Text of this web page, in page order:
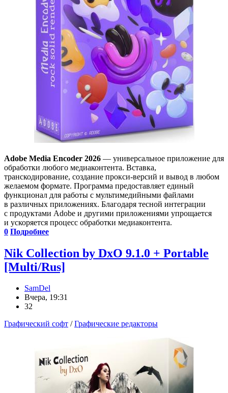
Adobe Media Encoder 2026 — универсальное приложение для
обработки любого медиаконтента. Вставка,
транскодирование, создание прокси-версий и вывод в любом
желаемом формате. Программа предоставляет единый
функционал для работы с мультимедийными файлами
в различных приложениях. Благодаря тесной интеграции
с продуктами Adobe и другими приложениями упрощается
и ускоряется процесс обработки медиаконтента.
0 Подробнее
Nik Collection by DxO 9.1.0 + Portable
[Multi/Rus]
SamDel
Вчера, 19:31
32
Графический софт /Графические редакторы